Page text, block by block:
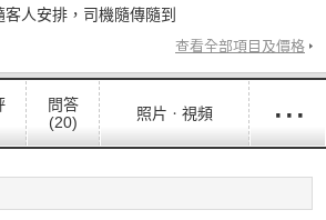
人安排，司機隨傳隨到
查看全部項目及價格
問答
(20)
照片ㆍ視頻 ···